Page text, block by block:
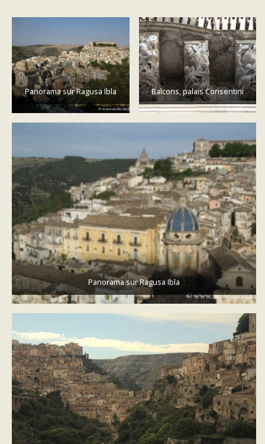
Panorama sur Ragusa Ibla Balcons, palais Consentini
Panorama sur Ragusa Ibla